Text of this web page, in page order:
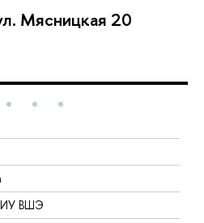
Мясницкая 20
ВШЭ